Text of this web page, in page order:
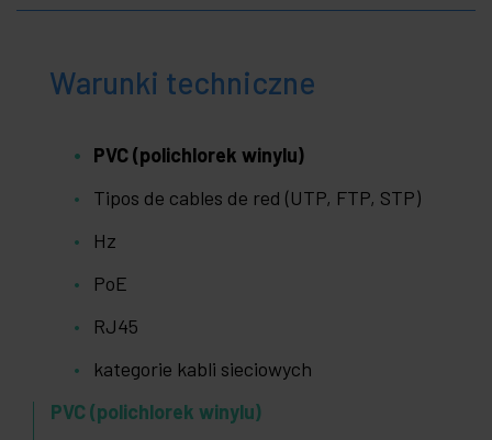
Warunki techniczne
PVC (polichlorek winylu)
Tipos de cables de red (UTP, FTP, STP)
Hz
PoE
RJ45
kategorie kabli sieciowych
PVC (polichlorek winylu)